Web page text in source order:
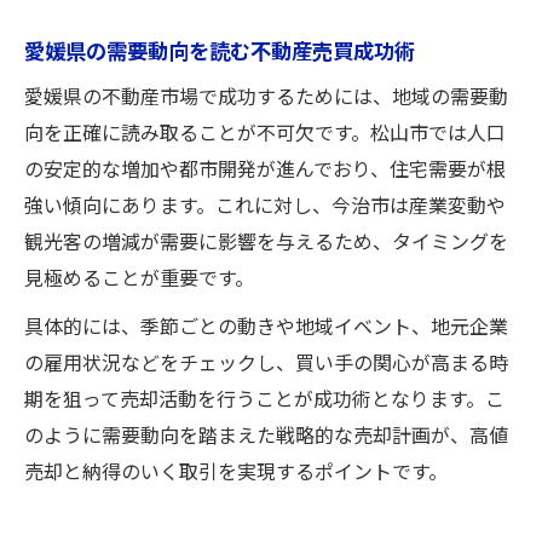
愛媛県の需要動向を読む不動産売買成功術
愛媛県の不動産市場で成功するためには、地域の需要動
向を正確に読み取ることが不可欠です。松山市では人口
の安定的な増加や都市開発が進んでおり、住宅需要が根
強い傾向にあります。これに対し、今治市は産業変動や
観光客の増減が需要に影響を与えるため、タイミングを
見極めることが重要です。
具体的には、季節ごとの動きや地域イベント、地元企業
の雇用状況などをチェックし、買い手の関心が高まる時
期を狙って売却活動を行うことが成功術となります。こ
のように需要動向を踏まえた戦略的な売却計画が、高値
売却と納得のいく取引を実現するポイントです。